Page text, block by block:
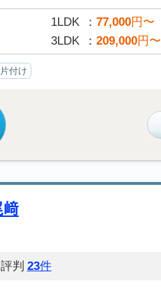
1LDK 77,000円〜
3LDK 209,000円〜
付け
判 23件